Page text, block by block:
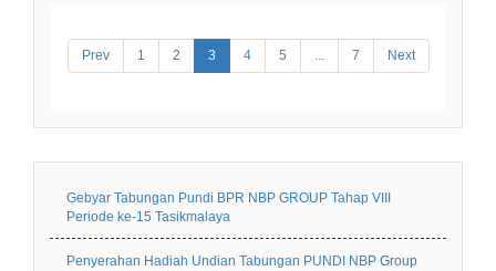
Prev 1 2 3 4 5 ... 7 Next
Gebyar Tabungan Pundi BPR NBP GROUP Tahap VIII
Periode ke-15 Tasikmalaya
Penyerahan Hadiah Undian Tabungan PUNDI NBP Group